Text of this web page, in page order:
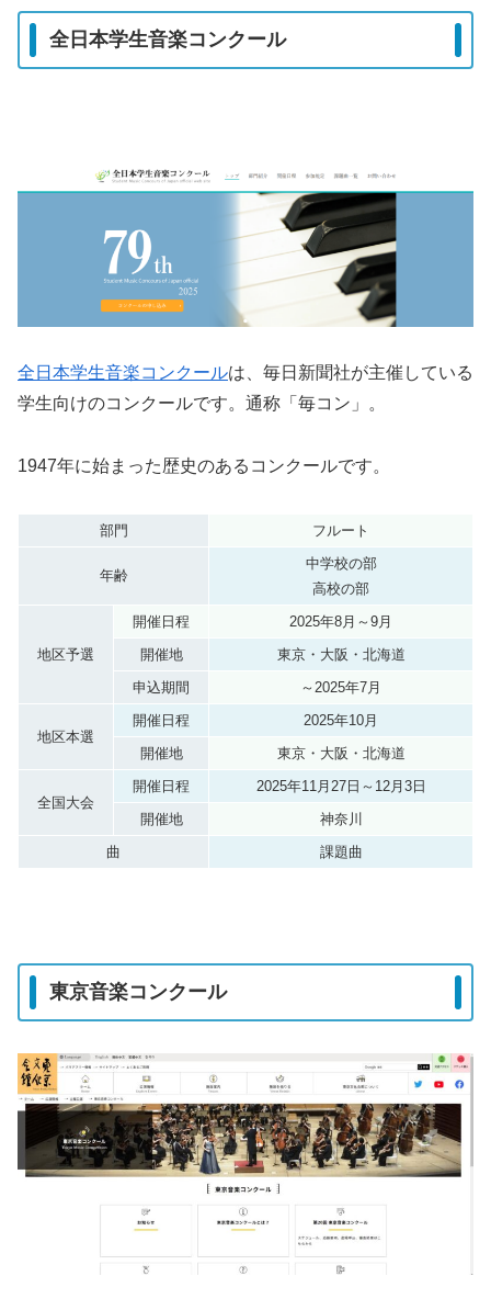
全日本学生音楽コンクール
全日本学生音楽コンクールは、毎日新聞社が主催している
学生向けのコンクールです。通称「毎コン」。
1947年に始まった歴史のあるコンクールです。
部門 フルート
年齢
中学校の部
高校の部
地区予選
開催日程
2025年8月～9月
開催地
東京・大阪・北海道
申込期間
～2025年7月
地区本選
開催日程
2025年10月
開催地
東京・大阪・北海道
全国大会
開催日程
2025年11月27日～12月3日
開催地
神奈川
曲
課題曲
東京音楽コンクール